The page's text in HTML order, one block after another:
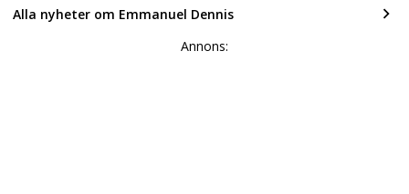
Alla nyheter om Emmanuel Dennis
Annons: